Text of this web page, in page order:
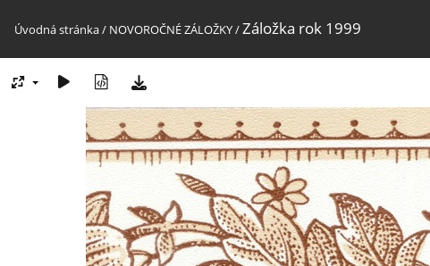
Úvodná stránka/ NOVOROČNÉ ZÁLOŽKY/Záložka rok 1999